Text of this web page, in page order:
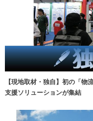
【現地取材・独自】初の「
支援ソリューションが集結